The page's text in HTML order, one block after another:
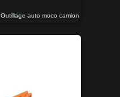
Outillage auto moco camion